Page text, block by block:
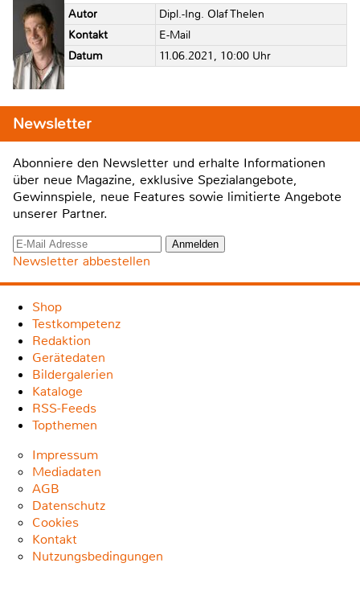
Autor
Dipl.-Ing. Olaf Thelen
Kontakt
E-Mail
Datum
11.06.2021, 10:00 Uhr
Newsletter
Abonniere den Newsletter und erhalte Informationen
über neue Magazine, exklusive Spezialangebote,
Gewinnspiele, neue Features sowie limitierte Angebote
unserer Partner.
Newsletter abbestellen
Shop
Testkompetenz
Redaktion
Gerätedaten
Bildergalerien
Kataloge
RSS-Feeds
Topthemen
Impressum
Mediadaten
AGB
Datenschutz
Cookies
Kontakt
Nutzungsbedingungen